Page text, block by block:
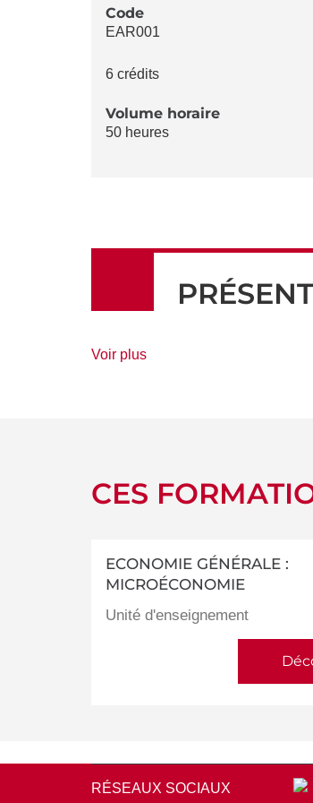
LA
Code
EAR001
6 crédits
Volume horaire
50 heures
Voir plusde
CES
ECONOMIE GÉNÉRALE :
MICROÉCONOMIE
Unité d'enseignement
RÉSEAUX SOCIAUX